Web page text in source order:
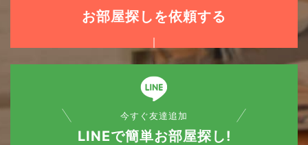
お部屋探しを依頼する
今すぐ友達追加
LINEで簡単お部屋探し!